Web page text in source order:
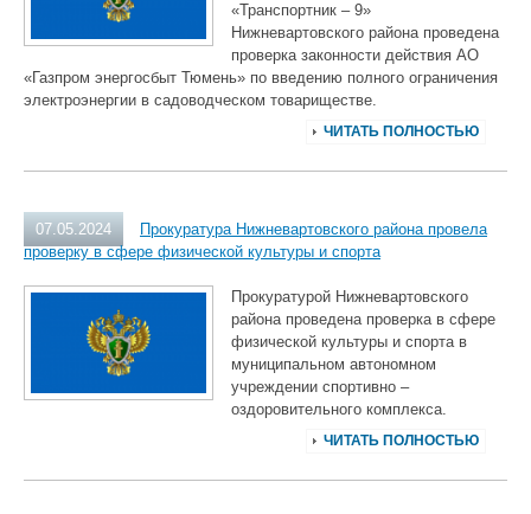
«Транспортник – 9»
Нижневартовского района проведена
проверка законности действия АО
«Газпром энергосбыт Тюмень» по введению полного ограничения
электроэнергии в садоводческом товариществе.
ЧИТАТЬ ПОЛНОСТЬЮ
07.05.2024
Прокуратура Нижневартовского района провела
проверку в сфере физической культуры и спорта
Прокуратурой Нижневартовского
района проведена проверка в сфере
физической культуры и спорта в
муниципальном автономном
учреждении спортивно –
оздоровительного комплекса.
ЧИТАТЬ ПОЛНОСТЬЮ